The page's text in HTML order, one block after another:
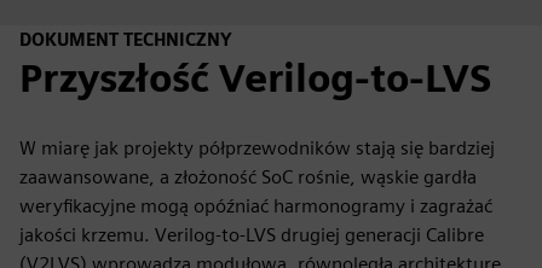
DOKUMENT TECHNICZNY
Przyszłość Verilog-to-LVS
W miarę jak projekty półprzewodników stają się bardziej
zaawansowane, a złożoność SoC rośnie, wąskie gardła
weryfikacyjne mogą opóźniać harmonogramy i zagrażać
jakości krzemu. Verilog-to-LVS drugiej generacji Calibre